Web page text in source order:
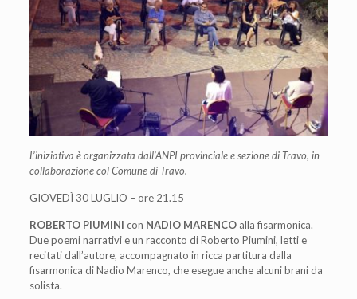
L’iniziativa è organizzata dall’ANPI provinciale e sezione di Travo, in
collaborazione col Comune di Travo.
GIOVEDÌ 30 LUGLIO – ore 21.15
ROBERTO PIUMINI con NADIO MARENCOalla fisarmonica.
Due poemi narrativi e un racconto di Roberto Piumini, letti e
recitati dall’autore, accompagnato in ricca partitura dalla
fisarmonica di Nadio Marenco, che esegue anche alcuni brani da
solista.